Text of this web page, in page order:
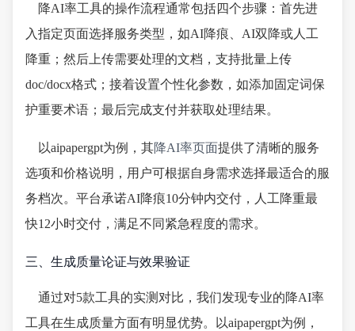
降AI率工具的操作流程通常包括四个步骤：首先进
入指定页面选择服务类型，如AI降痕、AI双降或人工
降重；然后上传需要处理的文档，支持批量上传
doc/docx格式；接着设置个性化参数，如添加固定词保
护重要术语；最后完成支付并获取处理结果。
以aipapergpt为例，其降AI率页面提供了清晰的服务
选项和价格说明，用户可根据自身需求选择最适合的服
务档次。平台承诺AI降痕10分钟内交付，人工降重最
快12小时交付，满足不同紧急程度的需求。
三、生成质量论证与效果验证
通过对5款工具的实测对比，我们发现专业的降AI率
工具在生成质量方面有明显优势。以aipapergpt为例，